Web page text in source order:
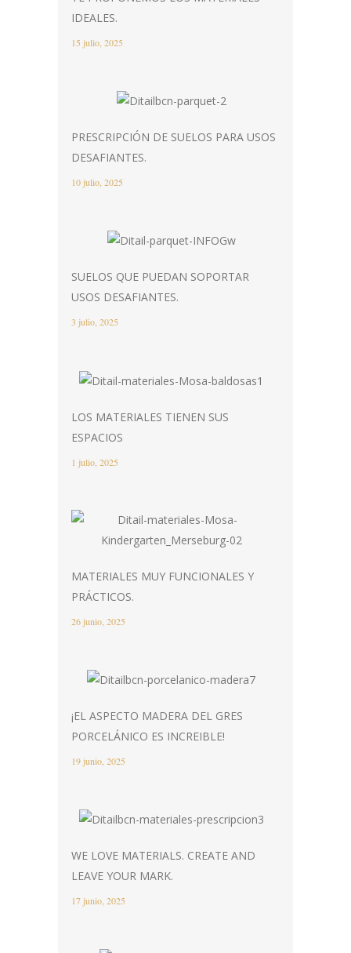
IDEALES.
15 julio, 2025
PRESCRIPCIÓN DE SUELOS PARA USOS
DESAFIANTES.
10 julio, 2025
SUELOS QUE PUEDAN SOPORTAR
USOS DESAFIANTES.
3 julio, 2025
LOS MATERIALES TIENEN SUS
ESPACIOS
1 julio, 2025
MATERIALES MUY FUNCIONALES Y
PRÁCTICOS.
26 junio, 2025
¡EL ASPECTO MADERA DEL GRES
PORCELÁNICO ES INCREIBLE!
19 junio, 2025
WE LOVE MATERIALS. CREATE AND
LEAVE YOUR MARK.
17 junio, 2025